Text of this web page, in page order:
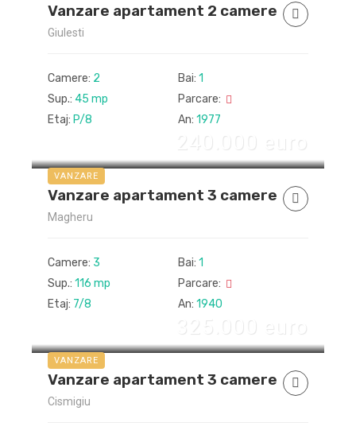
Vanzare apartament 2 camere
Giulesti
Camere: 2 Bai: 1
Sup.: 45 mp
Parcare:
Etaj: P/8 An: 1977
VANZARE
240.000 euro
Vanzare apartament 3 camere
Magheru
Camere: 3 Bai: 1
Sup.: 116 mp
Parcare:
Etaj: 7/8 An: 1940
VANZARE
325.000 euro
Vanzare apartament 3 camere
Cismigiu